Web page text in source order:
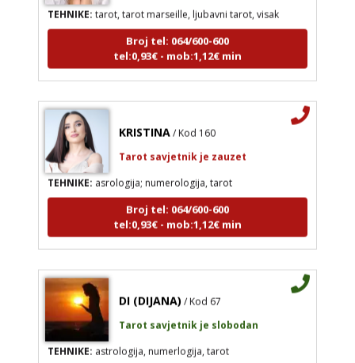
TEHNIKE:tarot, tarot marseille, ljubavni tarot, visak
Broj tel: 064/600-600
tel:0,93€ - mob:1,12€ min
KRISTINA / Kod 160
Tarot savjetnik je zauzet
TEHNIKE:asrologija; numerologija, tarot
Broj tel: 064/600-600
tel:0,93€ - mob:1,12€ min
DI (DIJANA) / Kod 67
Tarot savjetnik je slobodan
TEHNIKE:astrologija, numerlogija, tarot